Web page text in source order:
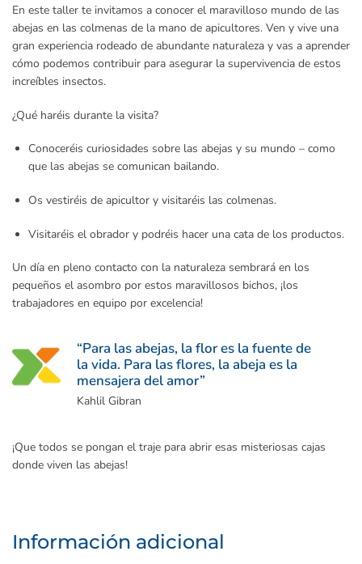
En este taller te invitamos a conocer el maravilloso mundo de las
abejas en las colmenas de la mano de apicultores. Ven y vive una
gran experiencia rodeado de abundante naturaleza y vas a aprender
cómo podemos contribuir para asegurar la supervivencia de estos
increíbles insectos.
¿Qué haréis durante la visita?
Conoceréis curiosidades sobre las abejas y su mundo – como
que las abejas se comunican bailando.
Os vestiréis de apicultor y visitaréis las colmenas.
Visitaréis el obrador y podréis hacer una cata de los productos.
Un día en pleno contacto con la naturaleza sembrará en los
pequeños el asombro por estos maravillosos bichos, ¡los
trabajadores en equipo por excelencia!
“Para las abejas, la flor es la fuente de
la vida. Para las flores, la abeja es la
mensajera del amor”
Kahlil Gibran
¡Que todos se pongan el traje para abrir esas misteriosas cajas
donde viven las abejas!
Información adicional